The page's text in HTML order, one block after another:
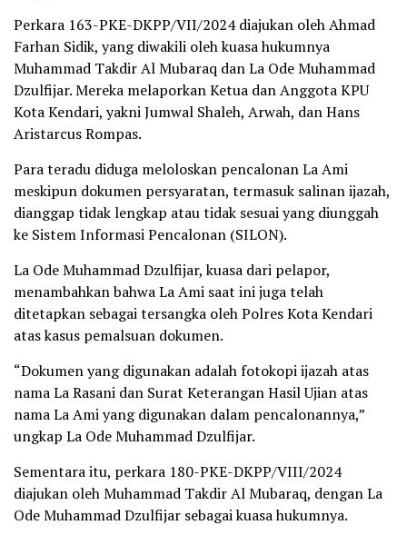
Perkara 163-PKE-DKPP/VII/2024 diajukan oleh Ahmad
Farhan Sidik, yang diwakili oleh kuasa hukumnya
Muhammad Takdir Al Mubaraq dan La Ode Muhammad
Dzulfijar. Mereka melaporkan Ketua dan Anggota KPU
Kota Kendari, yakni Jumwal Shaleh, Arwah, dan Hans
Aristarcus Rompas.
Para teradu diduga meloloskan pencalonan La Ami
meskipun dokumen persyaratan, termasuk salinan ijazah,
dianggap tidak lengkap atau tidak sesuai yang diunggah
ke Sistem Informasi Pencalonan (SILON).
La Ode Muhammad Dzulfijar, kuasa dari pelapor,
menambahkan bahwa La Ami saat ini juga telah
ditetapkan sebagai tersangka oleh Polres Kota Kendari
atas kasus pemalsuan dokumen.
“Dokumen yang digunakan adalah fotokopi ijazah atas
nama La Rasani dan Surat Keterangan Hasil Ujian atas
nama La Ami yang digunakan dalam pencalonannya,”
ungkap La Ode Muhammad Dzulfijar.
Sementara itu, perkara 180-PKE-DKPP/VIII/2024
diajukan oleh Muhammad Takdir Al Mubaraq, dengan La
Ode Muhammad Dzulfijar sebagai kuasa hukumnya.